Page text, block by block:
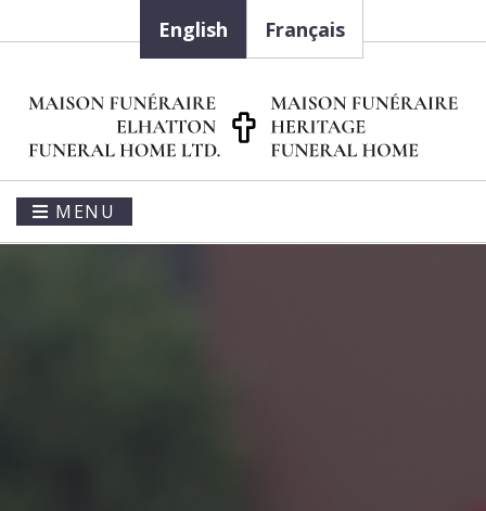
English Français
MENU